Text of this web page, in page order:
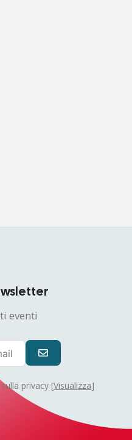
eventi
privacy [Visualizza]